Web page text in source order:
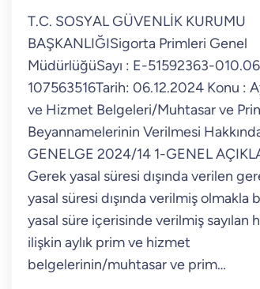
T.C. SOSYAL GÜVENLİK KURUMU
BAŞKANLIĞISigorta Primleri Genel
MüdürlüğüSayı : E-51592363-
107563516Tarih: 06.12.2024 Konu :
ve Hizmet Belgeleri/Muhtasar ve
Beyannamelerinin Verilmesi
GENELGE 2024/14 1-GENEL
Gerek yasal süresi dışında verilen
yasal süresi dışında verilmiş olmakla
yasal süre içerisinde verilmiş sayılan
ilişkin aylık prim ve hizmet
belgelerinin/muhtasar ve prim…